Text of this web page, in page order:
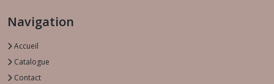
Navigation
Accueil
Catalogue
Contact